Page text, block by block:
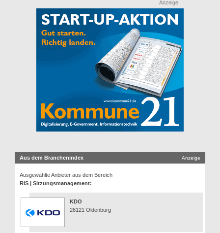
Anzeige
Aus dem Branchenindex Anzeige
Ausgewählte Anbieter aus dem Bereich
RIS | Sitzungsmanagement:
KDO
26121 Oldenburg